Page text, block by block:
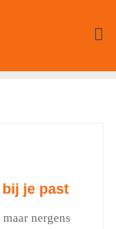
je past
nergens